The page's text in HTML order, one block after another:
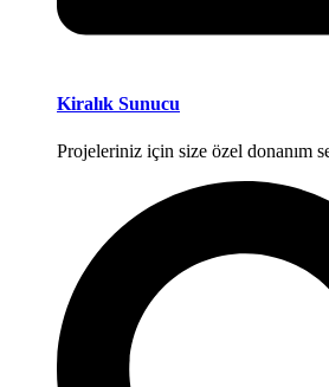
Kiralık Sunucu
Projeleriniz için size özel donanım